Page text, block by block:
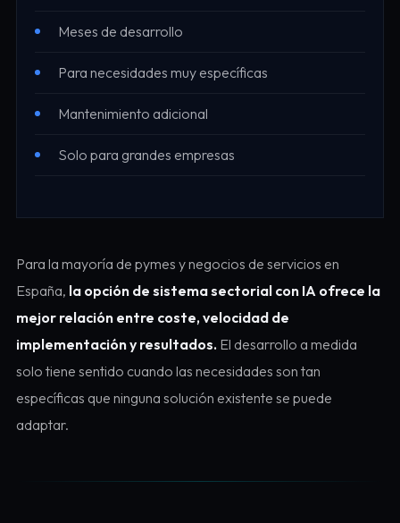
Meses de desarrollo
Para necesidades muy específicas
Mantenimiento adicional
Solo para grandes empresas
Para la mayoría de pymes y negocios de servicios en
España, la opción de sistema sectorial con IA ofrece la
mejor relación entre coste, velocidad de
implementación y resultados. El desarrollo a medida
solo tiene sentido cuando las necesidades son tan
específicas que ninguna solución existente se puede
adaptar.